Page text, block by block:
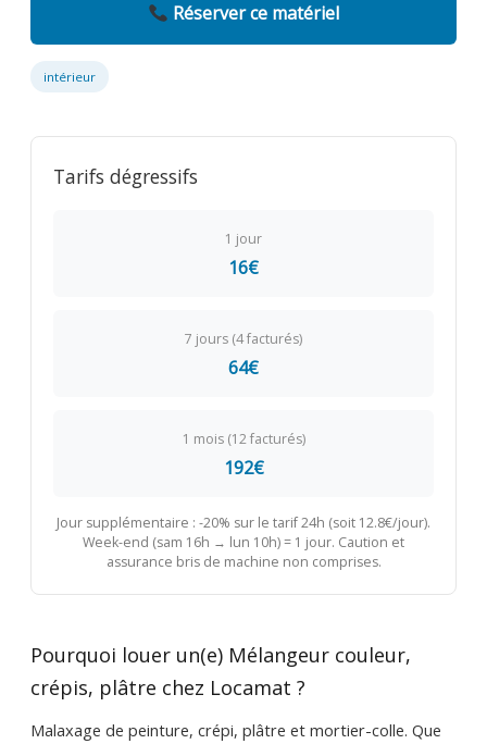
Réserver ce matériel
intérieur
Tarifs dégressifs
1 jour
16€
7 jours (4 facturés)
64€
1 mois (12 facturés)
192€
Jour supplémentaire : -20% sur le tarif 24h (soit 12.8€/jour).
Week-end (sam 16h → lun 10h) = 1 jour. Caution et
assurance bris de machine non comprises.
Pourquoi louer un(e) Mélangeur couleur,
crépis, plâtre chez Locamat ?
Malaxage de peinture, crépi, plâtre et mortier-colle. Que